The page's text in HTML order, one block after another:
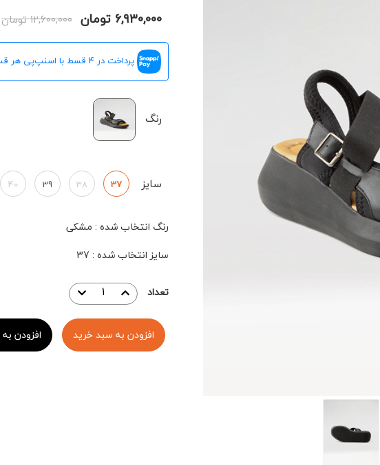
۶,۹۳۰,۰۰۰ تومان ۱۲,۶۰۰,۰۰۰ تومان
پرداخت در 4 قسط با اسنپ‌پی هر قسط
رنگ
سایز 37
38
39
40
رنگ انتخاب شده : مشکی
سایز انتخاب شده :
37
تعداد
افزودن به سبد خرید افزودن